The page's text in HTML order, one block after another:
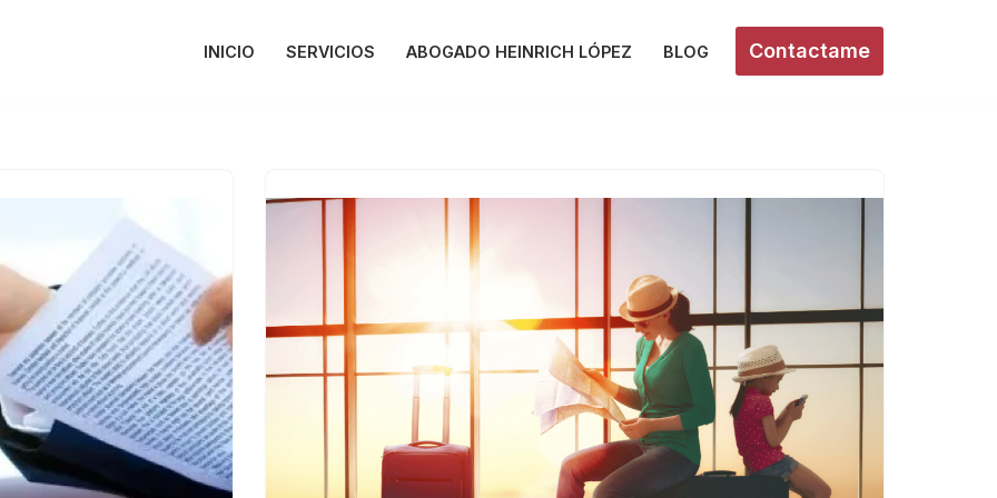
INICIO SERVICIOS ABOGADO HEINRICH LÓPEZ BLOG Contactame